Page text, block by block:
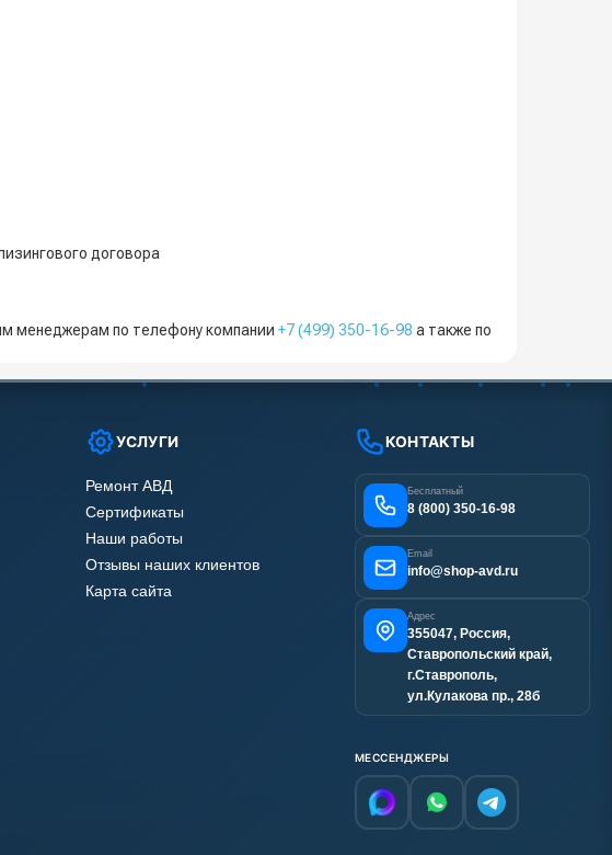
договора
менеджерам по телефону компании +7 (499) 350-16-98 а также по
УСЛУГИ
Ремонт АВД
Сертификаты
Наши работы
Отзывы наших клиентов
Карта сайта
КОНТАКТЫ
Бесплатный
8 (800) 350-16-98
Email
info@shop-avd.ru
Адрес
355047, Россия,
Ставропольский край,
г.Ставрополь,
ул.Кулакова пр., 28б
МЕССЕНДЖЕРЫ